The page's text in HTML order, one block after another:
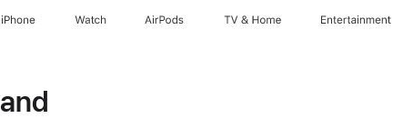
iPhone Watch AirPods TV & Home Entertainment